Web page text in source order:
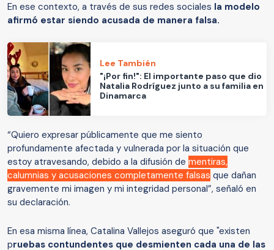
En ese contexto, a través de sus redes sociales la modelo
afirmó estar siendo acusada de manera falsa.
Lee También
"¡Por fin!": El importante paso que dio
Natalia Rodríguez junto a su familia en
Dinamarca
“Quiero expresar públicamente que me siento
profundamente afectada y vulnerada por la situación que
estoy atravesando, debido a la difusión de mentiras,
calumnias y acusaciones completamente falsas que dañan
gravemente mi imagen y mi integridad personal”, señaló en
su declaración.
En esa misma línea, Catalina Vallejos aseguró que "existen
pruebas contundentes que desmienten cada una de las